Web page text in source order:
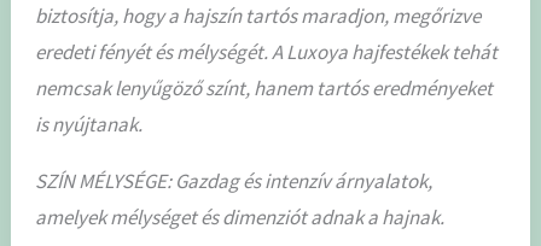
biztosítja, hogy a hajszín tartós maradjon, megőrizve
eredeti fényét és mélységét. A Luxoya hajfestékek tehát
nemcsak lenyűgöző színt, hanem tartós eredményeket
is nyújtanak.
SZÍN MÉLYSÉGE: Gazdag és intenzív árnyalatok,
amelyek mélységet és dimenziót adnak a hajnak.